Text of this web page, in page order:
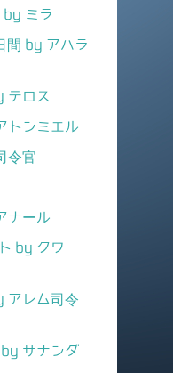
by ミラ
間 by アハラ
テロス
トンミエル
令官
ナール
by クワ
アレム司令
サナンダ